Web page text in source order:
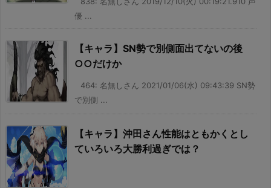
優 ...
【キャラ】SN勢で別側面出てないの後
○○だけか
464: 名無しさん 2021/01/06(水) 09:43:39 SN勢
で別側 ...
【キャラ】沖田さん性能はともかくとし
ていろいろ大勝利過ぎでは？